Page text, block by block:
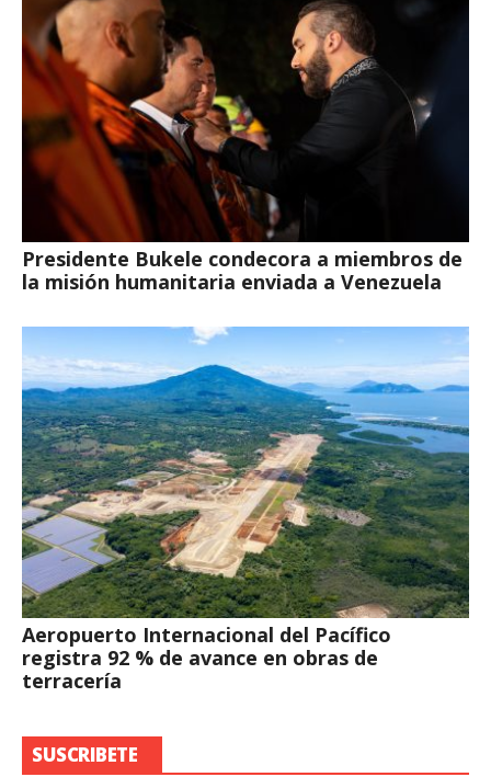
Presidente Bukele condecora a miembros de
la misión humanitaria enviada a Venezuela
Aeropuerto Internacional del Pacífico
registra 92 % de avance en obras de
terracería
SUSCRIBETE